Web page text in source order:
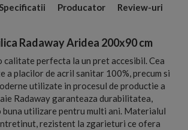
Specificatii Producator Review-uri
Radaway Aridea 200x90 cm
calitate perfecta la un pret accesibil. Cea
a placilor de acril sanitar 100%, precum si
utilizate in procesul de productie a
Radaway garanteaza durabilitatea,
utilizare pentru multi ani. Materialul
rezistent la zgarieturi ce ofera